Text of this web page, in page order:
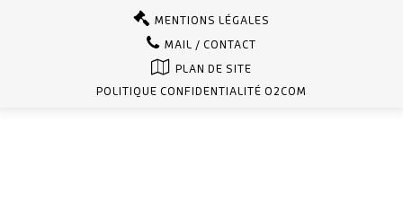
MENTIONS LÉGALES
MAIL / CONTACT
PLAN DE SITE
POLITIQUE CONFIDENTIALITÉ O2COM